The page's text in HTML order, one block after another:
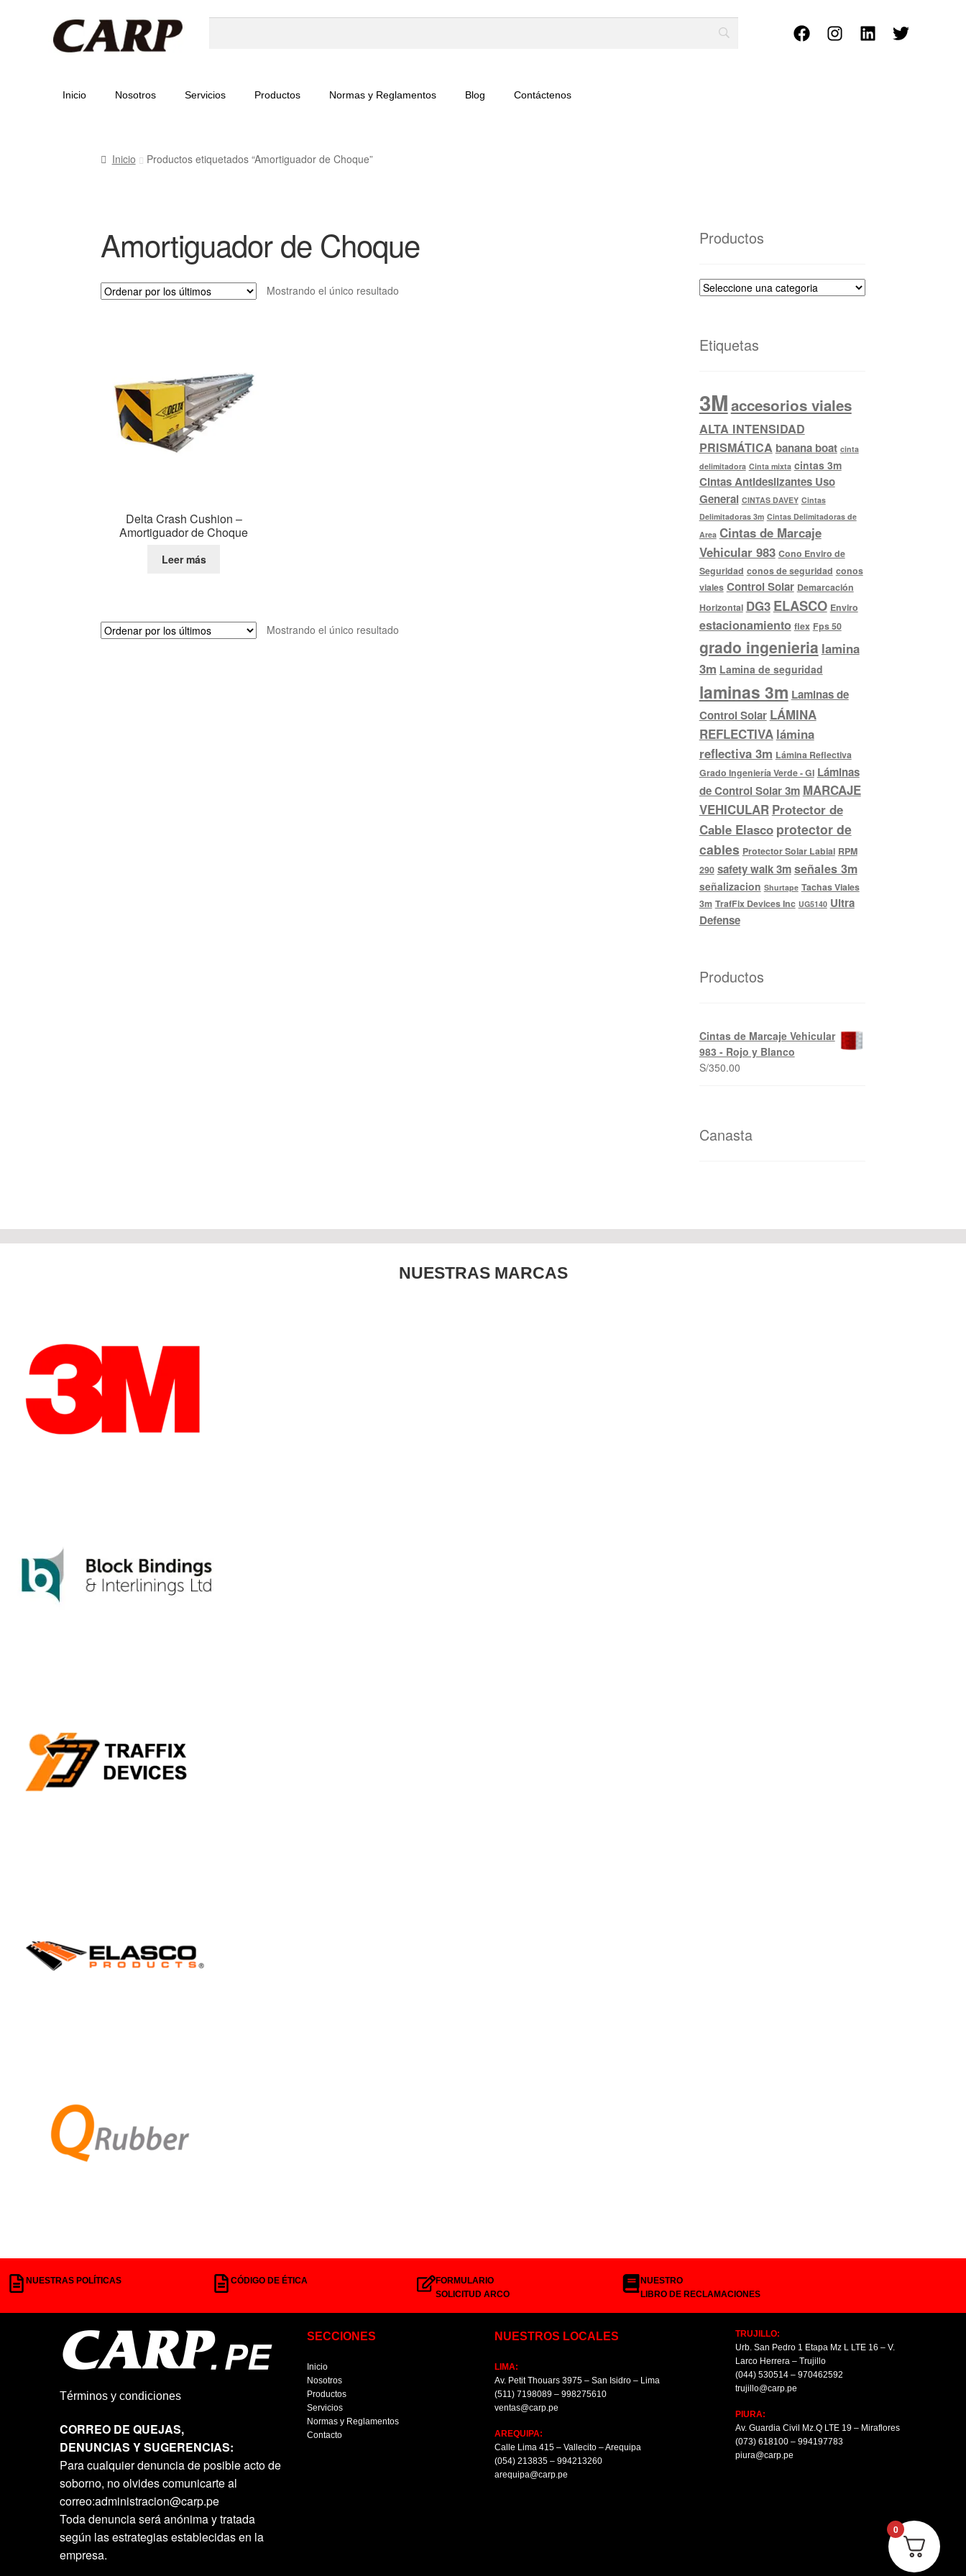
Inicio Nosotros Servicios Productos Normas y Reglamentos Blog Contáctenos
Inicio Productos etiquetados “Amortiguador de Choque”
Amortiguador de Choque
Mostrando el único resultado
Delta Crash Cushion –
Amortiguador de Choque
Leer más
Mostrando el único resultado
Productos
Etiquetas
3Maccesorios viales
ALTA INTENSIDAD
PRISMÁTICA banana boat cinta
delimitadora Cinta mixta cintas 3m
Cintas Antideslizantes Uso
General CINTAS DAVEY Cintas
Delimitadoras 3m Cintas Delimitadoras de
Area Cintas de Marcaje
Vehicular 983 Cono Enviro de
Seguridad conos de seguridad conos
viales Control Solar Demarcación
Horizontal DG3 ELASCO Enviro
estacionamiento flex Fps 50
grado ingenieria lamina
3m Lamina de seguridad
laminas 3m Laminas de
Control Solar LÁMINA
REFLECTIVA lámina
reflectiva 3m Lámina Reflectiva
Grado Ingeniería Verde - GI Láminas
de Control Solar 3m MARCAJE
VEHICULAR Protector de
Cable Elasco protector de
cables Protector Solar Labial RPM
290 safety walk 3mseñales 3m
señalizacion Shurtape Tachas Viales
3m TrafFix Devices Inc UG5140 Ultra
Defense
Productos
Cintas de Marcaje Vehicular
983 - Rojo y Blanco
S/350.00
Canasta
NUESTRAS MARCAS
NUESTRAS POLÍTICAS CÓDIGO DE ÉTICA
FORMULARIO
SOLICITUD ARCO
NUESTRO
LIBRO DE RECLAMACIONES
Términos y condiciones
CORREO DE QUEJAS,
DENUNCIAS Y SUGERENCIAS:
Para cualquier denuncia de posible acto de
soborno, no olvides comunicarte al
correo:administracion@carp.pe
Toda denuncia será anónima y tratada
según las estrategias establecidas en la
empresa.
SECCIONES
Inicio
Nosotros
Productos
Servicios
Normas y Reglamentos
Contacto
NUESTROS LOCALES
LIMA:
Av. Petit Thouars 3975 – San Isidro – Lima
(511) 7198089 – 998275610
ventas@carp.pe
AREQUIPA:
Calle Lima 415 – Vallecito – Arequipa
(054) 213835 – 994213260
arequipa@carp.pe
TRUJILLO:
Urb. San Pedro 1 Etapa Mz L LTE 16 – V.
Larco Herrera – Trujillo
(044) 530514 – 970462592
trujillo@carp.pe
PIURA:
Av. Guardia Civil Mz.Q LTE 19 – Miraflores
(073) 618100 – 994197783
piura@carp.pe
0